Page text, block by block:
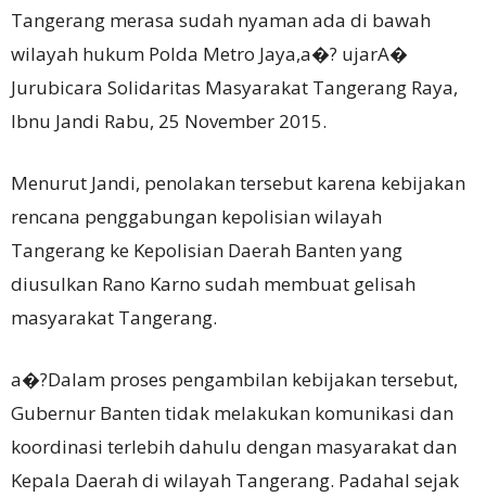
Tangerang merasa sudah nyaman ada di bawah
wilayah hukum Polda Metro Jaya,a�? ujarA�
Jurubicara Solidaritas Masyarakat Tangerang Raya,
Ibnu Jandi Rabu, 25 November 2015.
Menurut Jandi, penolakan tersebut karena kebijakan
rencana penggabungan kepolisian wilayah
Tangerang ke Kepolisian Daerah Banten yang
diusulkan Rano Karno sudah membuat gelisah
masyarakat Tangerang.
a�?Dalam proses pengambilan kebijakan tersebut,
Gubernur Banten tidak melakukan komunikasi dan
koordinasi terlebih dahulu dengan masyarakat dan
Kepala Daerah di wilayah Tangerang. Padahal sejak